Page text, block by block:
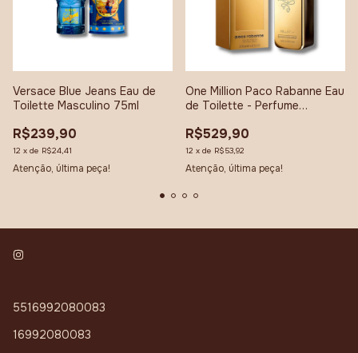
Versace Blue Jeans Eau de
Toilette Masculino 75ml
R$239,90
12 x de R$24,41
Atenção, última peça!
One Million Paco Rabanne Eau
de Toilette - Perfume
R$529,90
12 x de R$53,92
Atenção, última peça!
5516992080083
16992080083